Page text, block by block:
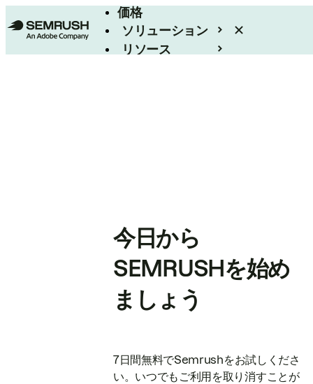
価格
ソリューション
リソース
今日から
SEMRUSHを始め
ましょう
7日間無料でSemrushをお試しくださ
い。いつでもご利用を取り消すことが